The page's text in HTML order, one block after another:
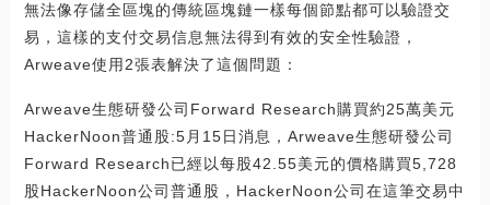
無法像存儲全區塊的傳統區塊鏈一樣每個節點都可以驗證交
易，這樣的支付交易信息無法得到有效的安全性驗證，
Arweave使用2張表解決了這個問題：
Arweave生態研發公司Forward Research購買約25萬美元
HackerNoon普通股:5月15日消息，Arweave生態研發公司
Forward Research已經以每股42.55美元的價格購買5,728
股HackerNoon公司普通股，HackerNoon公司在這筆交易中